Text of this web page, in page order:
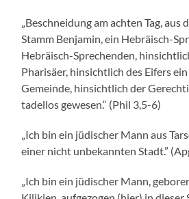
„Beschneidung am achten Tag, aus
Stamm Benjamin, ein Hebräisch-
Hebräisch-Sprechenden,
Pharisäer, hinsichtlich des Eifers
Gemeinde, hinsichtlich der
tadellos gewesen.“ (Phil 3,5-6)
„Ich bin ein jüdischer Mann aus
einer nicht unbekannten Stadt.”
„Ich bin ein jüdischer Mann,